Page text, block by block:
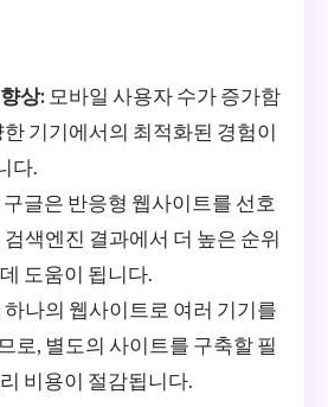
상: 모바일 사용자 수가 증가함
기기에서의 최적화된 경험이
다.
구글은 반응형 웹사이트를 선호
색엔진 결과에서 더 높은 순위
도움이 됩니다.
하나의 웹사이트로 여러 기기를
로, 별도의 사이트를 구축할 필
비용이 절감됩니다.